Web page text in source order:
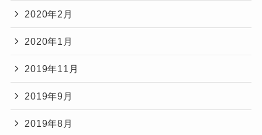
2020年2月
2020年1月
2019年11月
2019年9月
2019年8月